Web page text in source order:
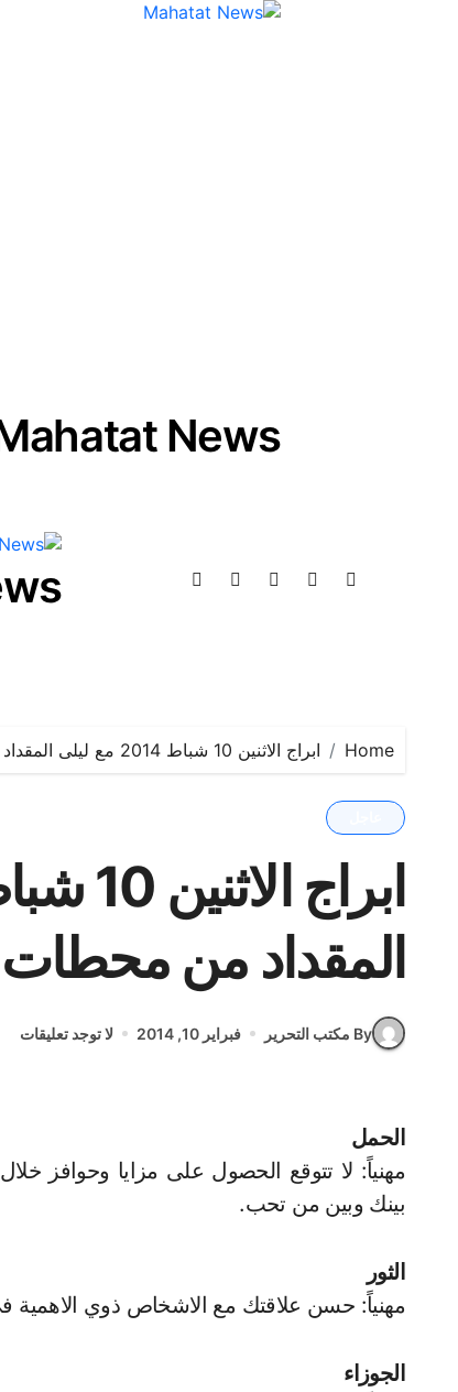
News
Home ابراج الاثنين 10 شباط 2014 مع ليلى المقداد من محطات نيوز
المقداد من محطات
By مكتب التحرير فبراير 10, 2014 لا توجد تعليقات
الحمل
مهنياً: لا تتوقع الحصول على مزايا وحوافز
بينك وبين من تحب.
الثور
مهنياً: حسن علاقتك مع الاشخاص ذوي الاهمية
الجوزاء